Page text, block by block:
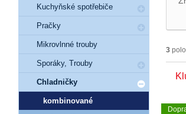
3
Kuchyňské spotřebiče
Pračky
Mikrovlnné trouby
Sporáky, Trouby
Chladničky
kombinované